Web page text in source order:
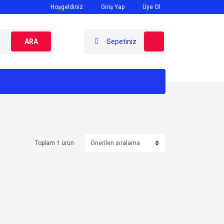
Hoşgeldiniz Giriş Yap Üye Ol
ARA Sepetiniz
Toplam 1 ürün